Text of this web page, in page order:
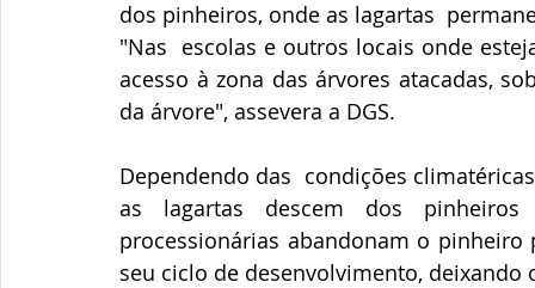
dos pinheiros, onde as lagartas
"Nas  escolas e outros locais onde
acesso à zona das árvores atacadas,
da árvore", assevera a DGS.
Dependendo das  condições
as lagartas descem dos pinheiros
processionárias abandonam o
seu ciclo de desenvolvimento,